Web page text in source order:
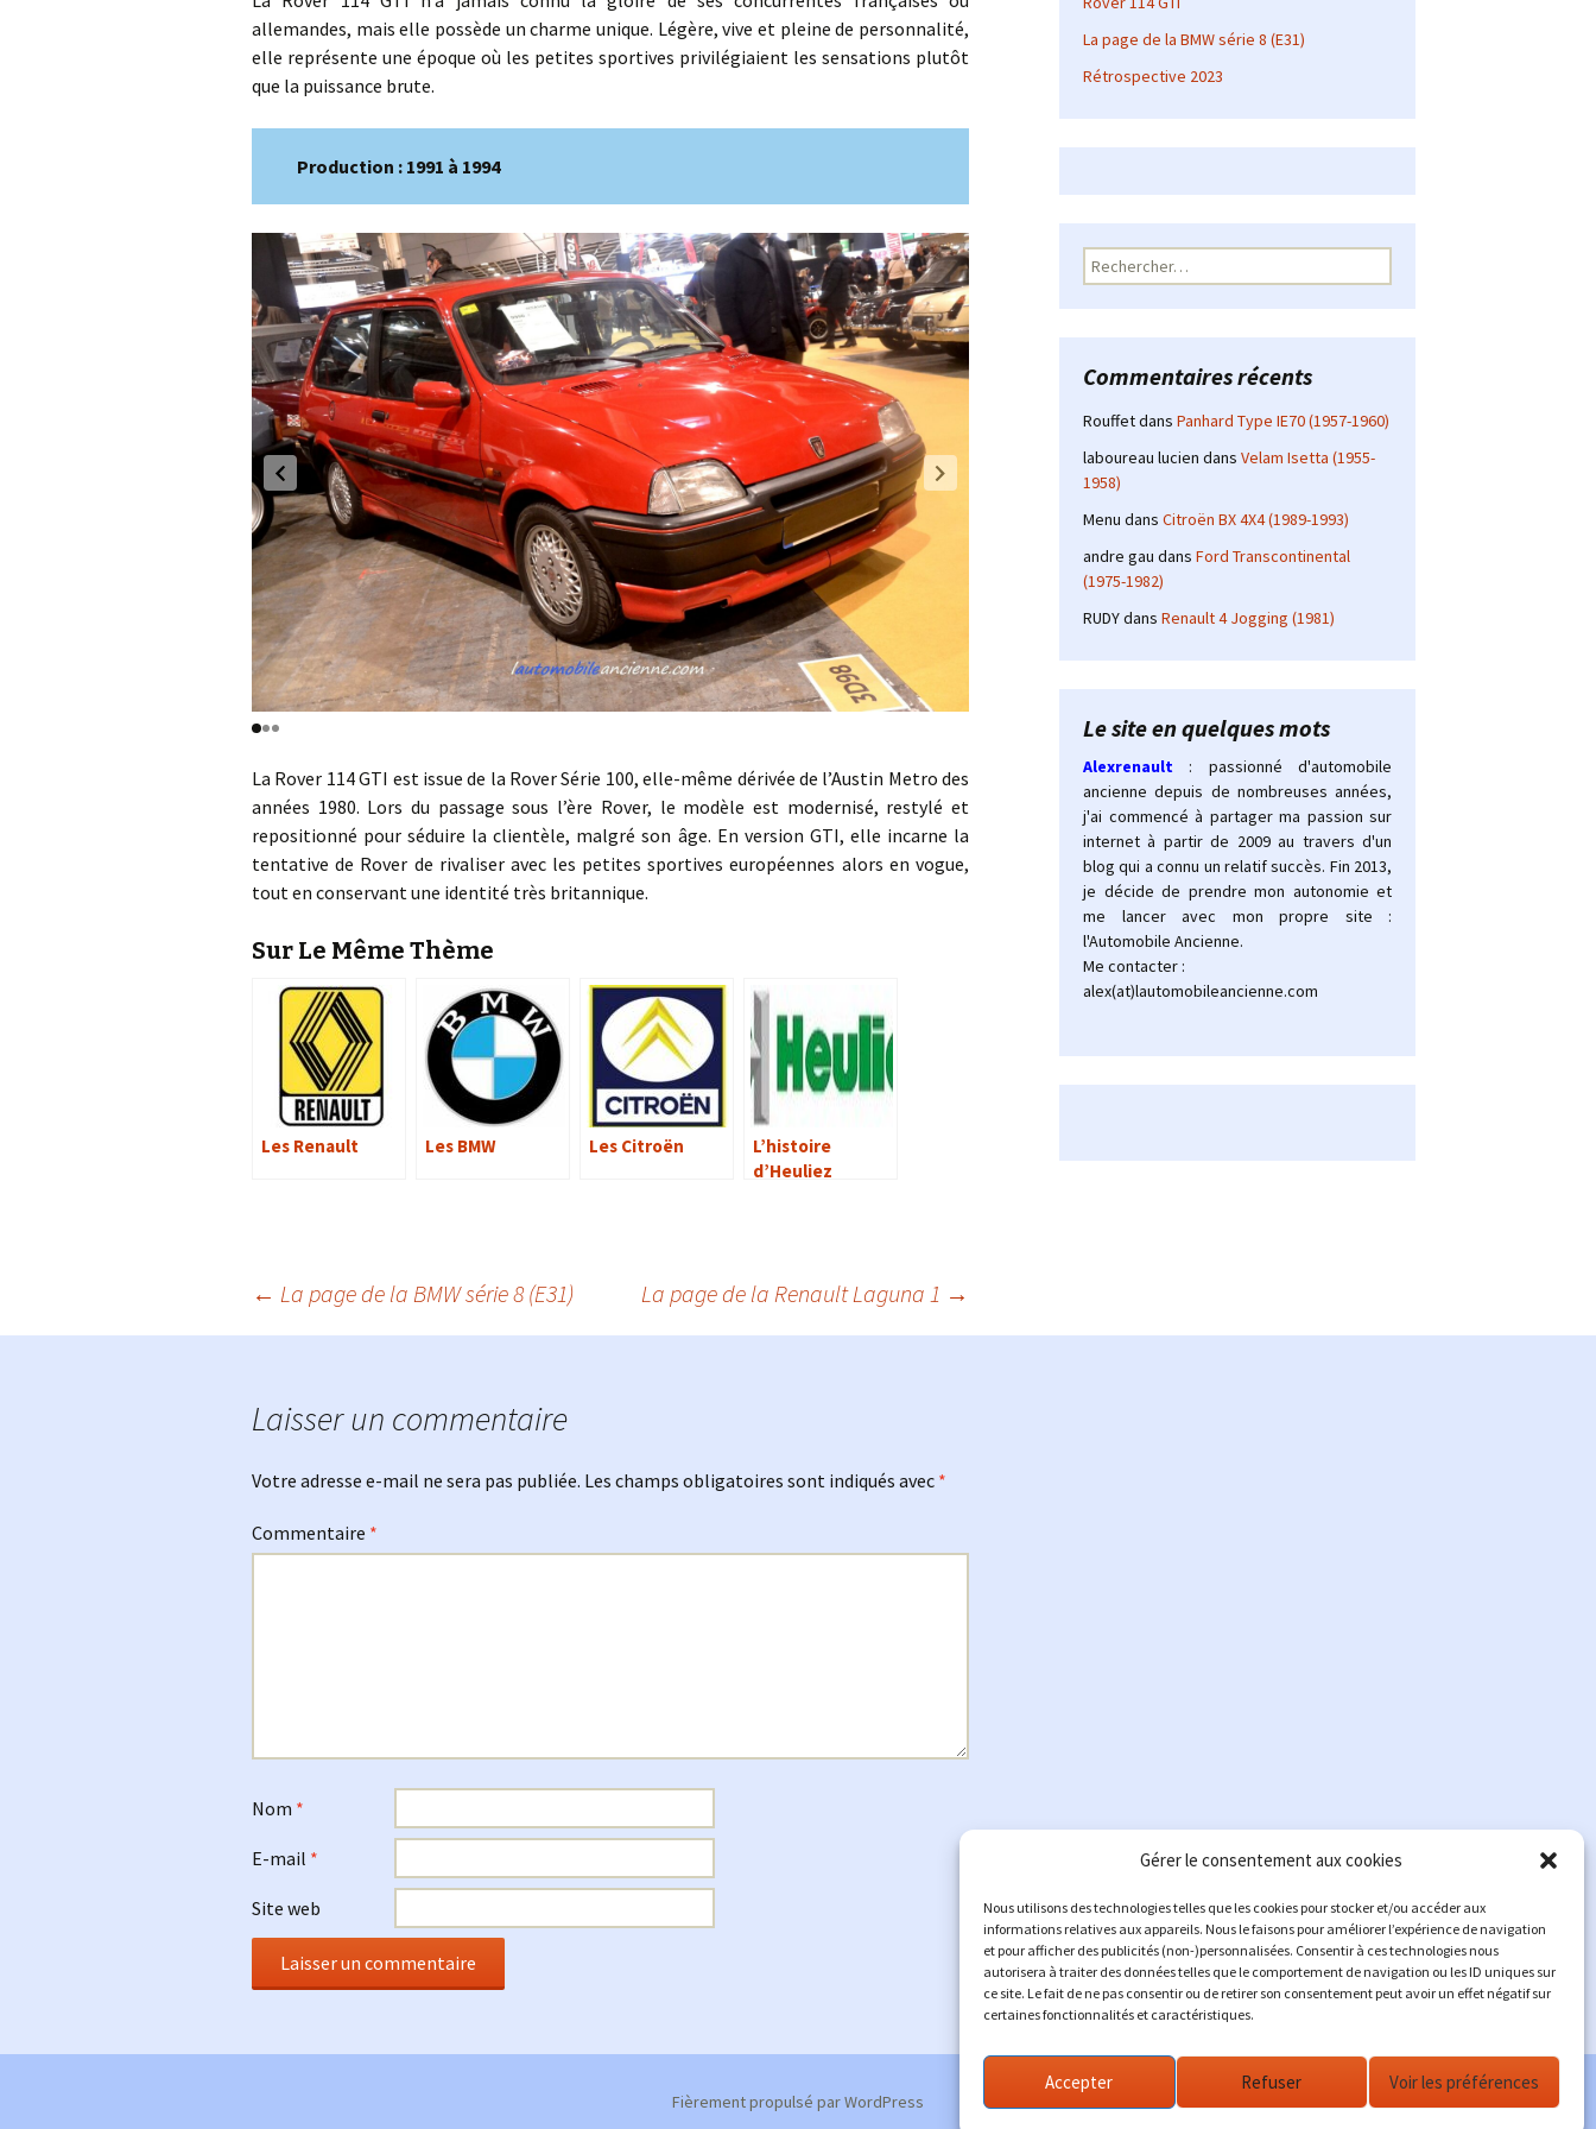
Gérer le consentement aux cookies
Nous utilisons des technologies telles que les cookies pour stocker et/ou accéder aux
informations relatives aux appareils. Nous le faisons pour améliorer l’expérience de navigation
et pour afficher des publicités (non-)personnalisées. Consentir à ces technologies nous
autorisera à traiter des données telles que le comportement de navigation ou les ID uniques sur
ce site. Le fait de ne pas consentir ou de retirer son consentement peut avoir un effet négatif sur
certaines fonctionnalités et caractéristiques.
Accepter Refuser Voir les préférences
allemandes, mais elle possède un charme unique. Légère, vive et pleine de personnalité,
elle représente une époque où les petites sportives privilégiaient les sensations plutôt
que la puissance brute.
Production : 1991 à 1994
La Rover 114 GTI est issue de la Rover Série 100, elle-même dérivée de l’Austin Metro des
années 1980. Lors du passage sous l’ère Rover, le modèle est modernisé, restylé et
repositionné pour séduire la clientèle, malgré son âge. En version GTI, elle incarne la
tentative de Rover de rivaliser avec les petites sportives européennes alors en vogue,
tout en conservant une identité très britannique.
Sur Le Même Thème
Les Renault Les BMW Les Citroën
L’histoire
d’Heuliez
Navigation
← La page de la BMW série 8 (E31) La page de la Renault Laguna 1 →
Laisser un commentaire
Votre adresse e-mail ne sera pas publiée. Les champs obligatoires sont indiqués avec *
Commentaire *
Nom *
E-mail *
Site web
La page de la BMW série 8 (E31)
Rétrospective 2023
Rechercher :
Commentaires récents
Rouffetdans Panhard Type IE70 (1957-1960)
laboureau lucien dans Velam Isetta (1955-
1958)
Menu dans Citroën BX 4X4 (1989-1993)
andre gau dans Ford Transcontinental
(1975-1982)
RUDYdans Renault 4 Jogging (1981)
Le site en quelques mots
Alexrenault
: passionné d'automobile
ancienne depuis de nombreuses années,
j'ai commencé à partager ma passion sur
internet à partir de 2009 au travers d'un
blog qui a connu un relatif succès. Fin 2013,
je décide de prendre mon autonomie et
me lancer avec mon propre site :
l'Automobile Ancienne.
Me contacter :
alex(at)lautomobileancienne.com
Fièrement propulsé par WordPress